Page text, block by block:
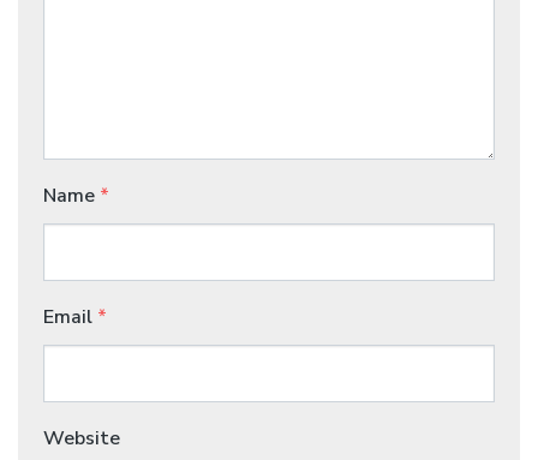
Name *
Email *
Website